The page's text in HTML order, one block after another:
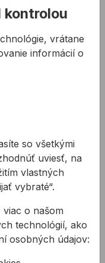
8, L-Boxx
kontrolou
vrátane
informácií o
so všetkými
uviesť, na
vlastných
vybraté“.
o našom
technológií, ako
osobných údajov: